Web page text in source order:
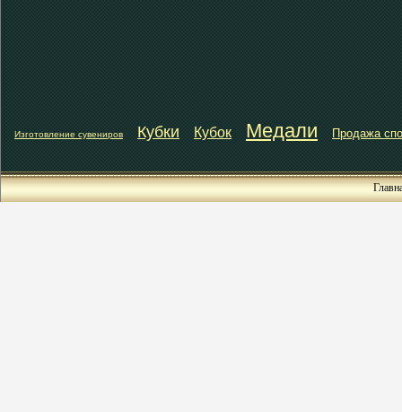
Изготовление сувениров Кубки Кубок Медали Продажа